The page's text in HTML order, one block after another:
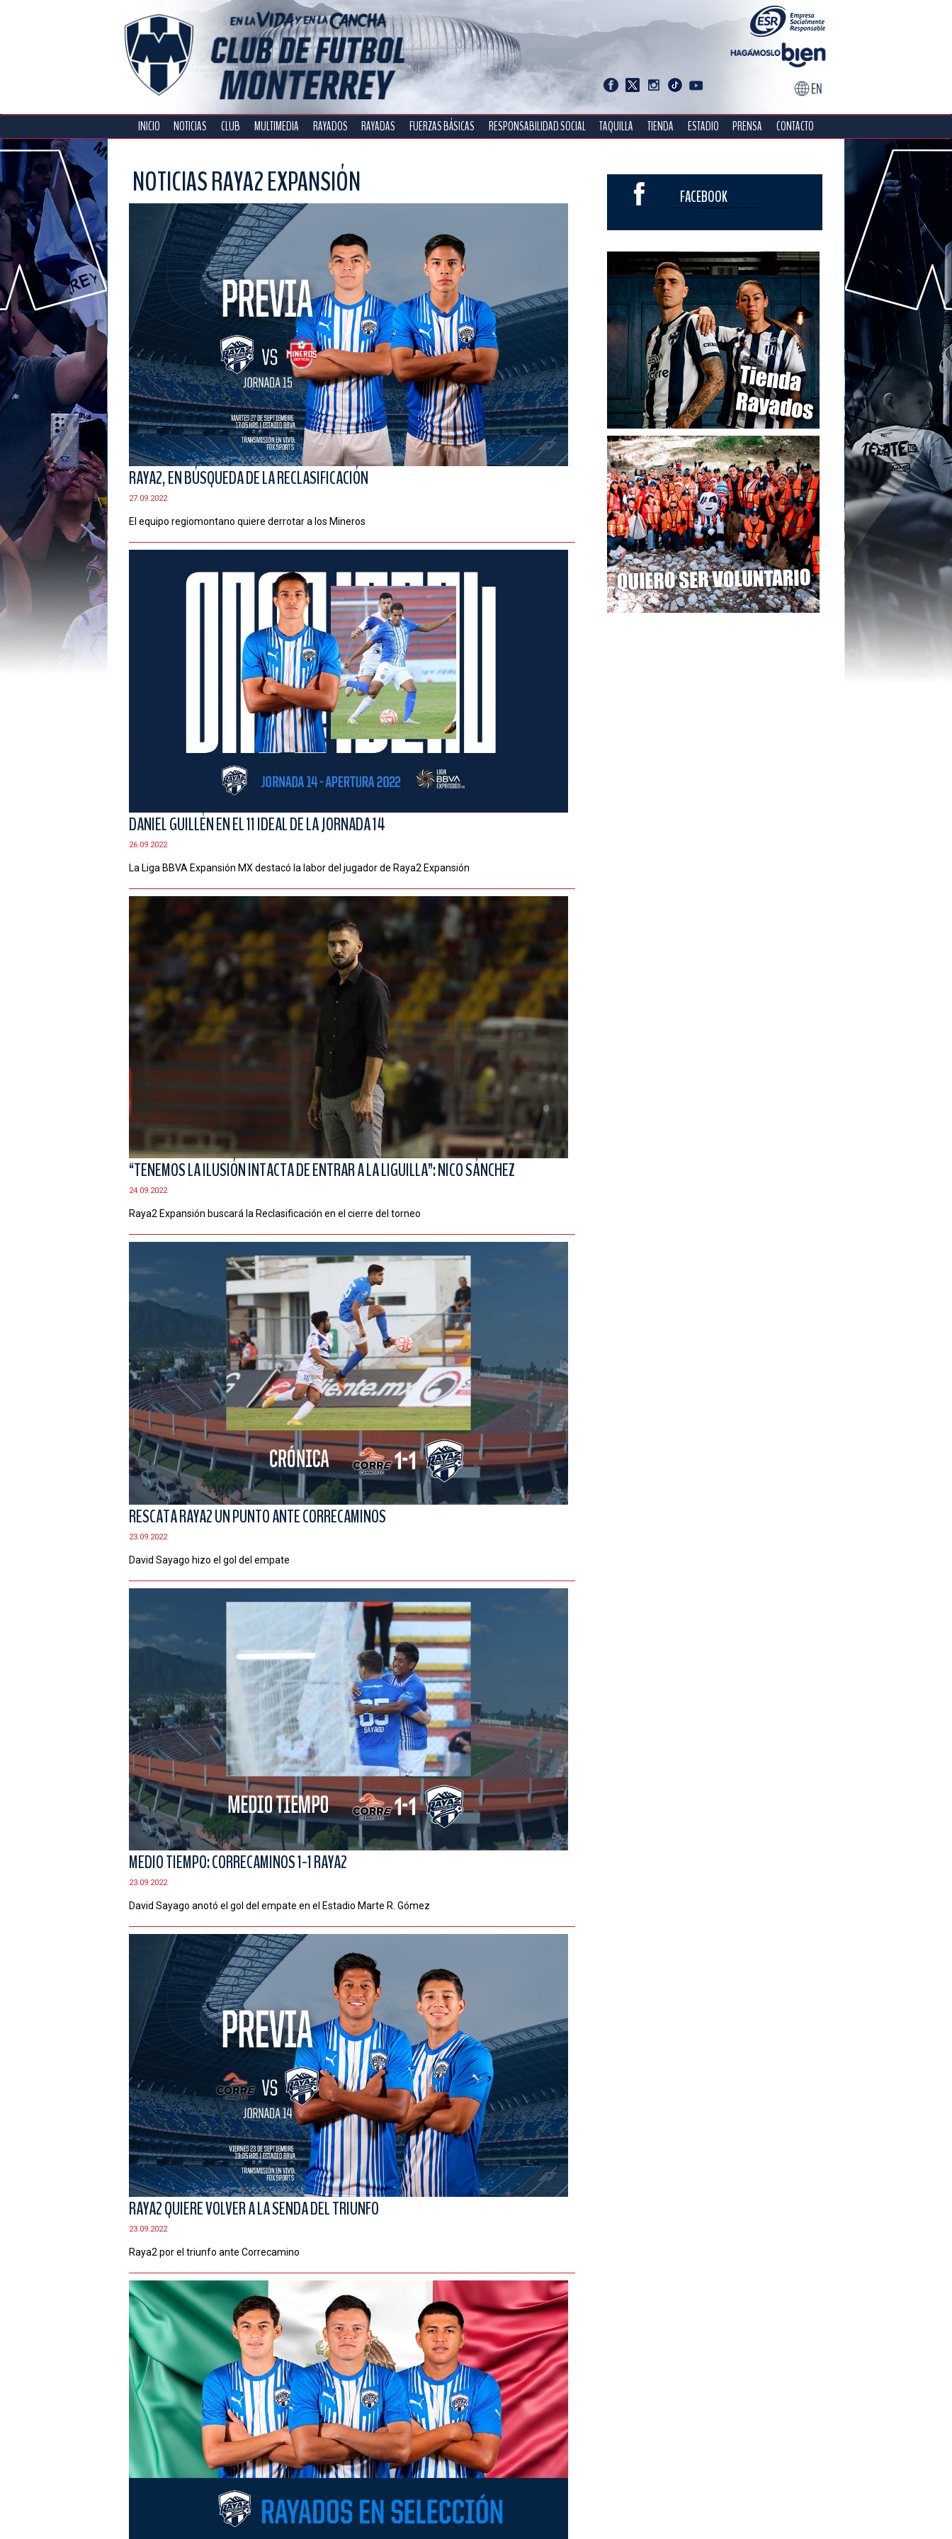
INICIO NOTICIAS CLUB MULTIMEDIA RAYADOS RAYADAS FUERZAS BÁSICAS RESPONSABILIDAD SOCIAL TAQUILLA TIENDA ESTADIO PRENSA CONTACTO
NOTICIAS RAYA2 EXPANSIÓN
RAYA2, EN BÚSQUEDA DE LA RECLASIFICACIÓN
27.09.2022
El equipo regiomontano quiere derrotar a los Mineros
DANIEL GUILLÉN EN EL 11 IDEAL DE LA JORNADA 14
26.09.2022
La Liga BBVA Expansión MX destacó la labor del jugador de Raya2 Expansión
“TENEMOS LA ILUSIÓN INTACTA DE ENTRAR A LA LIGUILLA”: NICO SÁNCHEZ
24.09.2022
Raya2 Expansión buscará la Reclasificación en el cierre del torneo
RESCATA RAYA2 UN PUNTO ANTE CORRECAMINOS
23.09.2022
David Sayago hizo el gol del empate
MEDIO TIEMPO: CORRECAMINOS 1-1 RAYA2
23.09.2022
David Sayago anotó el gol del empate en el Estadio Marte R. Gómez
RAYA2 QUIERE VOLVER A LA SENDA DEL TRIUNFO
23.09.2022
Raya2 por el triunfo ante Correcamino
FACEBOOK